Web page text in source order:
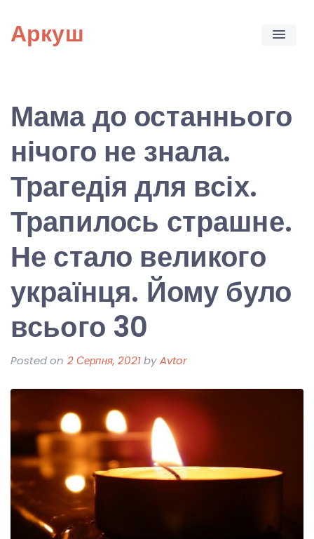
content
Аркуш
Мама до останнього
нічого не знала.
Трагедія для всіх.
Трапилось страшне.
Не стало великого
українця. Йому було
всього 30
Posted on 2 Серпня, 2021byAvtor